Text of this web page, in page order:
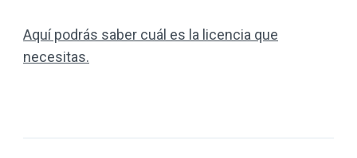
Aquí podrás saber cuál es la licencia que
necesitas.